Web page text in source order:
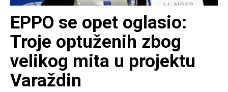
EPPO se opet oglasio:
Troje optuženih zbog
velikog mita u projektu
Varaždin